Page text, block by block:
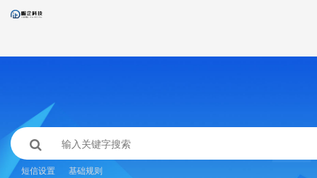
短信设置 基础规则